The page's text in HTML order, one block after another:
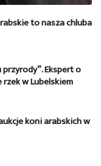
to nasza chluba
Ekspert o
w Lubelskiem
koni arabskich w